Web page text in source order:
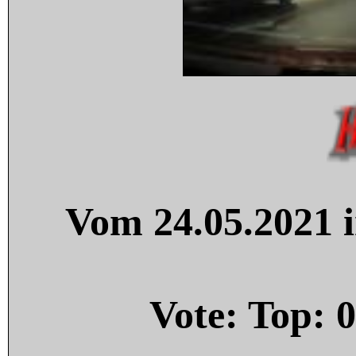
Vom
Vote: Top: 0